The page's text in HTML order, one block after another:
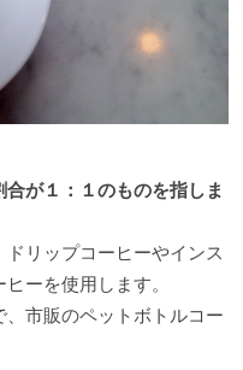
が１：１のものを指しま
リップコーヒーやインス
ーを使用します。
市販のペットボトルコー